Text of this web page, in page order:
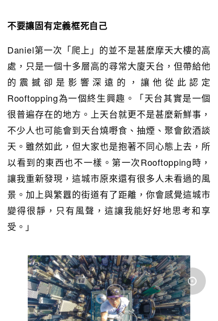
不要讓固有定義框死自己
Daniel第一次「爬上」的並不是甚麼摩天大樓的高
處，只是一個十多層高的尋常大廈天台，但帶給他
的震撼卻是影響深遠的，讓他從此認定
Rooftopping為一個終生興趣。「天台其實是一個
很普遍存在的地方。上天台就更不是甚麼新鮮事，
不少人也可能會到天台燒嘢食、抽煙、聚會飲酒談
天。雖然如此，但大家也是抱著不同心態上去，所
以看到的東西也不一樣。第一次Rooftopping時，
讓我重新發現，這城市原來還有很多人未看過的風
景。加上與繁囂的街道有了距離，你會感覺這城市
變得很靜，只有風聲，這讓我能好好地思考和享
受。」